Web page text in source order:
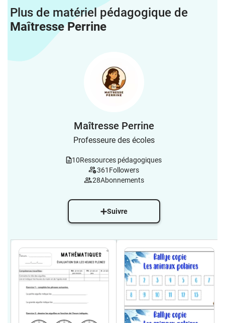
Plus de matériel pédagogique de
Maîtresse Perrine
Maîtresse Perrine
Professeure des écoles
10Ressources pédagogiques
361 Followers
28Abonnements
Suivre